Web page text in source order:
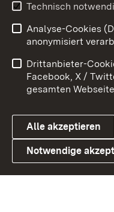
Link zum Landesportal
Impressum
Barrierefreiheit
Cookies
Technisch
Analyse-Cookies
anonymisiert
Drittanbieter-
Facebook, X /
gesamten
Alle akzeptieren
Notwendige